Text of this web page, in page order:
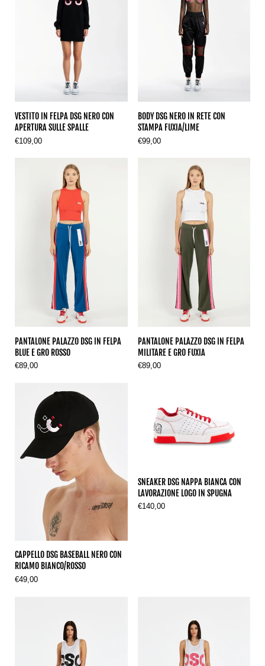
VESTITO IN FELPA DSG NERO CON
APERTURA SULLE SPALLE
€109,00
BODY DSG NERO IN RETE CON
STAMPA FUXIA/LIME
€99,00
PANTALONE PALAZZO DSG IN FELPA
BLUE E GRO ROSSO
€89,00
PANTALONE PALAZZO DSG IN FELPA
MILITARE E GRO FUXIA
€89,00
CAPPELLO DSG BASEBALL NERO CON
RICAMO BIANCO/ROSSO
€49,00
SNEAKER DSG NAPPA BIANCA CON
LAVORAZIONE LOGO IN SPUGNA
€140,00